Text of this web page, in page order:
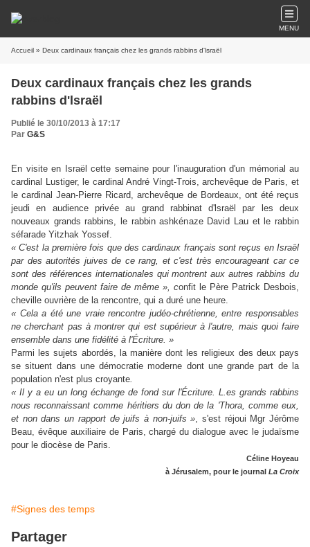
MENU
Accueil » Deux cardinaux français chez les grands rabbins d'lsraël
Deux cardinaux français chez les grands
rabbins d'lsraël
Publié le 30/10/2013 à 17:17
Par G&S
En visite en Israël cette semaine pour l'inauguration d'un mémorial au
cardinal Lustiger, le cardinal André Vingt-Trois, archevêque de Paris, et
le cardinal Jean-Pierre Ricard, archevêque de Bordeaux, ont été reçus
jeudi en audience privée au grand rabbinat d'lsraël par les deux
nouveaux grands rabbins, le rabbin ashkénaze David Lau et le rabbin
séfarade Yitzhak Yossef.
« C'est la première fois que des cardinaux français sont reçus en Israël
par des autorités juives de ce rang, et c'est très encourageant car ce
sont des références internationales qui montrent aux autres rabbins du
monde qu'ils peuvent faire de même », confit le Père Patrick Desbois,
cheville ouvrière de la rencontre, qui a duré une heure.
« Cela a été une vraie rencontre judéo-chrétienne, entre responsables
ne cherchant pas à montrer qui est supérieur à l'autre, mais quoi faire
ensemble dans une fidélité à l'Écriture. »
Parmi les sujets abordés, la manière dont les religieux des deux pays
se situent dans une démocratie moderne dont une grande part de la
population n'est plus croyante.
« Il y a eu un long échange de fond sur l'Écriture. L.es grands rabbins
nous reconnaissant comme héritiers du don de la 'Thora, comme eux,
et non dans un rapport de juifs à non-juifs », s'est réjoui Mgr Jérôme
Beau, évêque auxiliaire de Paris, chargé du dialogue avec le judaïsme
pour le diocèse de Paris.
Céline Hoyeau
à Jérusalem, pour le journal La Croix
#Signes des temps
Partager